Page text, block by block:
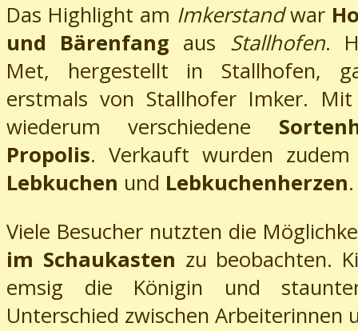
Das Highlight am Imkerstandwar
und Bärenfang aus Stallhofen.
Met, hergestellt in Stallhofen,
erstmals von Stallhofer Imker.
wiederum verschiedene
Propolis. Verkauft wurden zudem
Lebkuchen und Lebkuchenherzen.
Viele Besucher nutzten die
im Schaukasten zu beobachten.
emsig die Königin und
Unterschied zwischen Arbeiterinnen